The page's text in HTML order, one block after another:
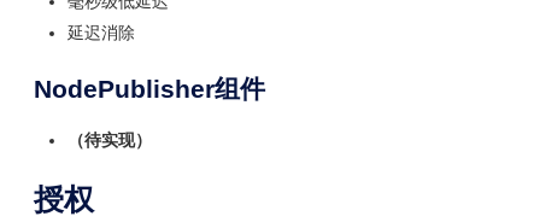
延迟消除
NodePublisher组件
（待实现）
授权